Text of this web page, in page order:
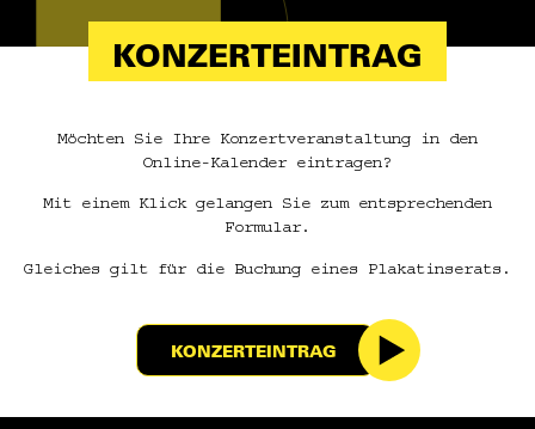
KONZERTEINTRAG
Möchten Sie Ihre Konzertveranstaltung in den
Online-Kalender eintragen?
Mit einem Klick gelangen Sie zum entsprechenden
Formular.
Gleiches gilt für die Buchung eines Plakatinserats.
KONZERTEINTRAG